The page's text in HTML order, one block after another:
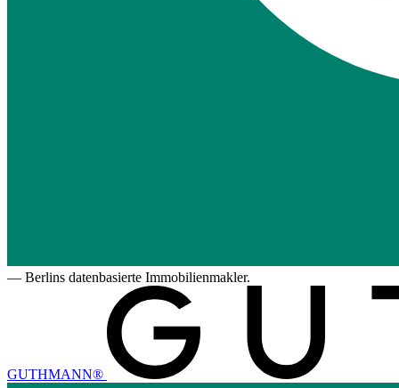
— Berlins datenbasierte Immobilienmakler.
GUTHMANN®